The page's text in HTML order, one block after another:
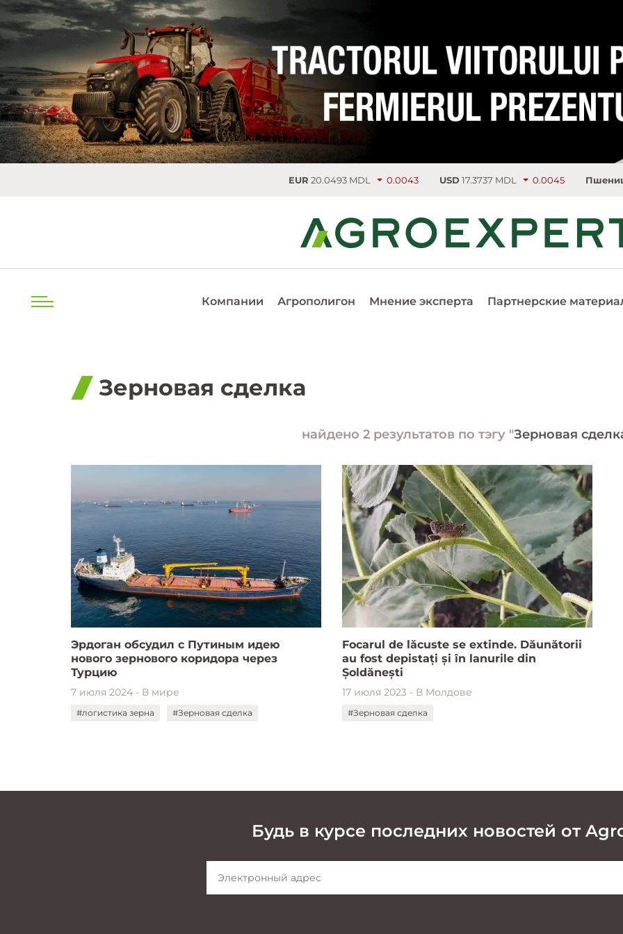
20.0493 MDL 0.0043 USD17.3737 MDL 0.0045 Пшеница 224.25
Компании Агрополигон Мнение эксперта Партнерские
Зерновая сделка
найдено 2 результатов по тэгу "Зерновая
Эрдоган обсудил с Путиным идею
нового зернового коридора через
Турцию
7 июля 2024 - В мире
#логистика зерна #Зерновая сделка
Focarul de lăcuste se extinde. Dăunătorii
au fost depistați și în lanurile din
Șoldănești
17 июля 2023 - В Молдове
#Зерновая сделка
Будь в курсе последних новостей от